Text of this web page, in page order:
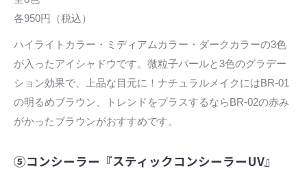
各950円（税込）
ハイライトカラー・ミディアムカラー・ダークカラーの3色
が入ったアイシャドウです。微粒子パールと3色のグラデー
ション効果で、上品な目元に！ナチュラルメイクにはBR-01
の明るめブラウン、トレンドをプラスするならBR-02の赤み
がかったブラウンがおすすめです。
⑤コンシーラー『スティックコンシーラーUV』